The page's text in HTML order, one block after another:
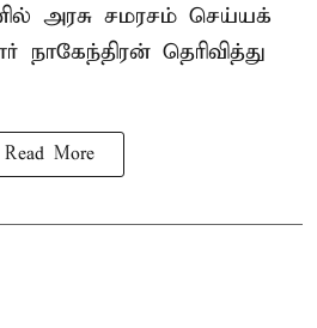
அரசு சமரசம் செய்யக்
நாகேந்திரன் தெரிவித்து
Read More